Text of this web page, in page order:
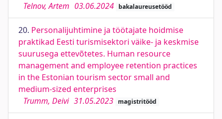
Telnov, Artem 03.06.2024 bakalaureusetööd
20. Personalijuhtimine ja töötajate hoidmise
praktikad Eesti turismisektori väike- ja keskmise
suurusega ettevõtetes. Human resource
management and employee retention practices
in the Estonian tourism sector small and
medium-sized enterprises
Trumm, Deivi 31.05.2023 magistritööd